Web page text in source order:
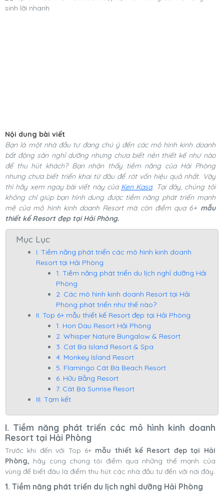
Nội dung bài viết
Bạn là một nhà đầu tư đang chú ý đến các mô hình kinh doanh
bất động sản nghỉ dưỡng nhưng chưa biết nên thiết kế như nào
để thu hút khách? Bạn nhận thấy tiềm năng của Hải Phòng
nhưng chưa biết triển khai từ đâu để rót vốn hiệu quả nhất. Vậy
thì hãy xem ngay bài viết này của Ken Kasa. Tại đây, chúng tôi
không chỉ giúp bạn hình dung được tiềm năng phát triển mạnh
mẽ của mô hình kinh doanh Resort mà còn điểm qua 6+ mẫu
thiết kế Resort đẹp tại Hải Phòng.
Mục Lục
I. Tiềm năng phát triển các mô hình kinh doanh
Resort tại Hải Phòng
1. Tiềm năng phát triển du lịch nghỉ dưỡng Hải
Phòng
2. Các mô hình kinh doanh Resort tại Hải
Phòng phát triển như thế nào?
II. Top 6+ mẫu thiết kế Resort đẹp tại Hải Phòng
1. Hon Dau Resort Hải Phòng
2. Whisper Nature Bungalow & Resort
3. Cat Ba Island Resort & Spa
4. Monkey Island Resort
5. Flamingo Cát Bà Beach Resort
6. Hữu Bằng Resort
7. Cát Bà Sunrise Resort
III. Tạm kết
I. Tiềm năng phát triển các mô hình kinh doanh
Resort tại Hải Phòng
Trước khi đến với Top 6+ mẫu thiết kế Resort đẹp tại Hải
Phòng, hãy cùng chúng tôi điểm qua những thế mạnh của
vùng để biết đâu là điểm thu hút các nhà đầu tư đến với nơi đây.
1. Tiềm năng phát triển du lịch nghỉ dưỡng Hải Phòng